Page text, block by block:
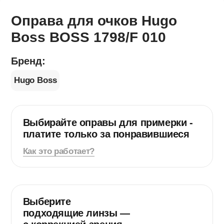
Оправа для очков Hugo
Boss BOSS​ 1798/F 010
Бренд:
Hugo Boss
Выбирайте оправы для примерки -
платите только за понравившиеся
Как это работает?
Выберите
подходящие линзы —
18 мм
Название модели BOSS 1798/F
Страна-изготовитель